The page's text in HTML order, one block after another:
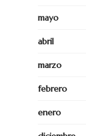
mayo
abril
marzo
febrero
enero